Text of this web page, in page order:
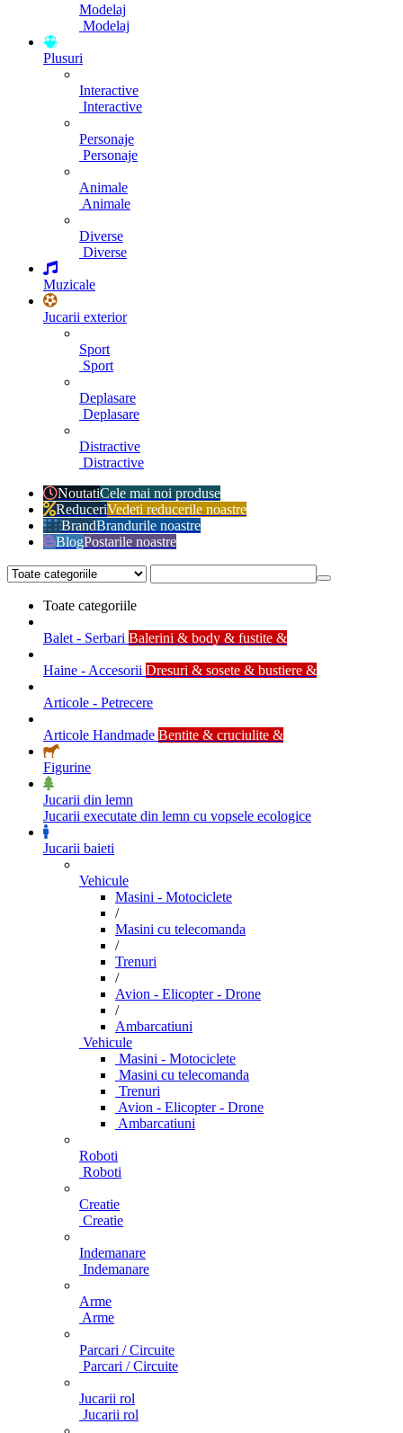
Modelaj
Modelaj
Plusuri
Interactive
Interactive
Personaje
Personaje
Animale
Animale
Diverse
Diverse
Muzicale
Jucarii exterior
Sport
Sport
Deplasare
Deplasare
Distractive
Distractive
NoutatiCele mai noi produse
ReduceriVedeti reducerile noastre
BrandBrandurile noastre
BlogPostarile noastre
Toate categoriile
Balet - Serbari Balerini & body & fustite &
Haine - Accesorii Dresuri & sosete & bustiere &
Articole - Petrecere
Articole Handmade Bentite & cruciulite &
Figurine
Jucarii din lemn
Jucarii executate din lemn cu vopsele ecologice
Jucarii baieti
Vehicule
Masini - Motociclete
/
Masini cu telecomanda
/
Trenuri
/
Avion - Elicopter - Drone
/
Ambarcatiuni
Vehicule
Masini - Motociclete
Masini cu telecomanda
Trenuri
Avion - Elicopter - Drone
Ambarcatiuni
Roboti
Roboti
Creatie
Creatie
Indemanare
Indemanare
Arme
Arme
Parcari / Circuite
Parcari / Circuite
Jucarii rol
Jucarii rol